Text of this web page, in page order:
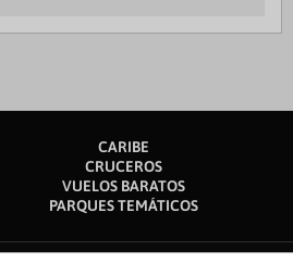
CARIBE
CRUCEROS
VUELOS BARATOS
PARQUES TEMÁTICOS